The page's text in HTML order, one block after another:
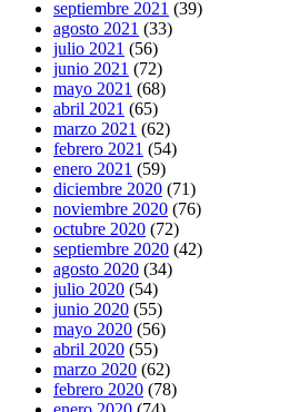
septiembre 2021 (39)
agosto 2021 (33)
julio 2021 (56)
junio 2021 (72)
mayo 2021 (68)
abril 2021 (65)
marzo 2021 (62)
febrero 2021 (54)
enero 2021 (59)
diciembre 2020 (71)
noviembre 2020 (76)
octubre 2020 (72)
septiembre 2020 (42)
agosto 2020 (34)
julio 2020 (54)
junio 2020 (55)
mayo 2020 (56)
abril 2020 (55)
marzo 2020 (62)
febrero 2020 (78)